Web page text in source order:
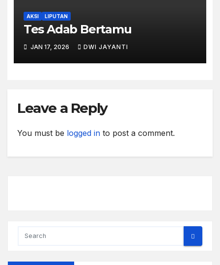
AKSI LIPUTAN
Tes Adab Bertamu
JAN 17, 2026 DWI JAYANTI
Leave a Reply
You must be logged in to post a comment.